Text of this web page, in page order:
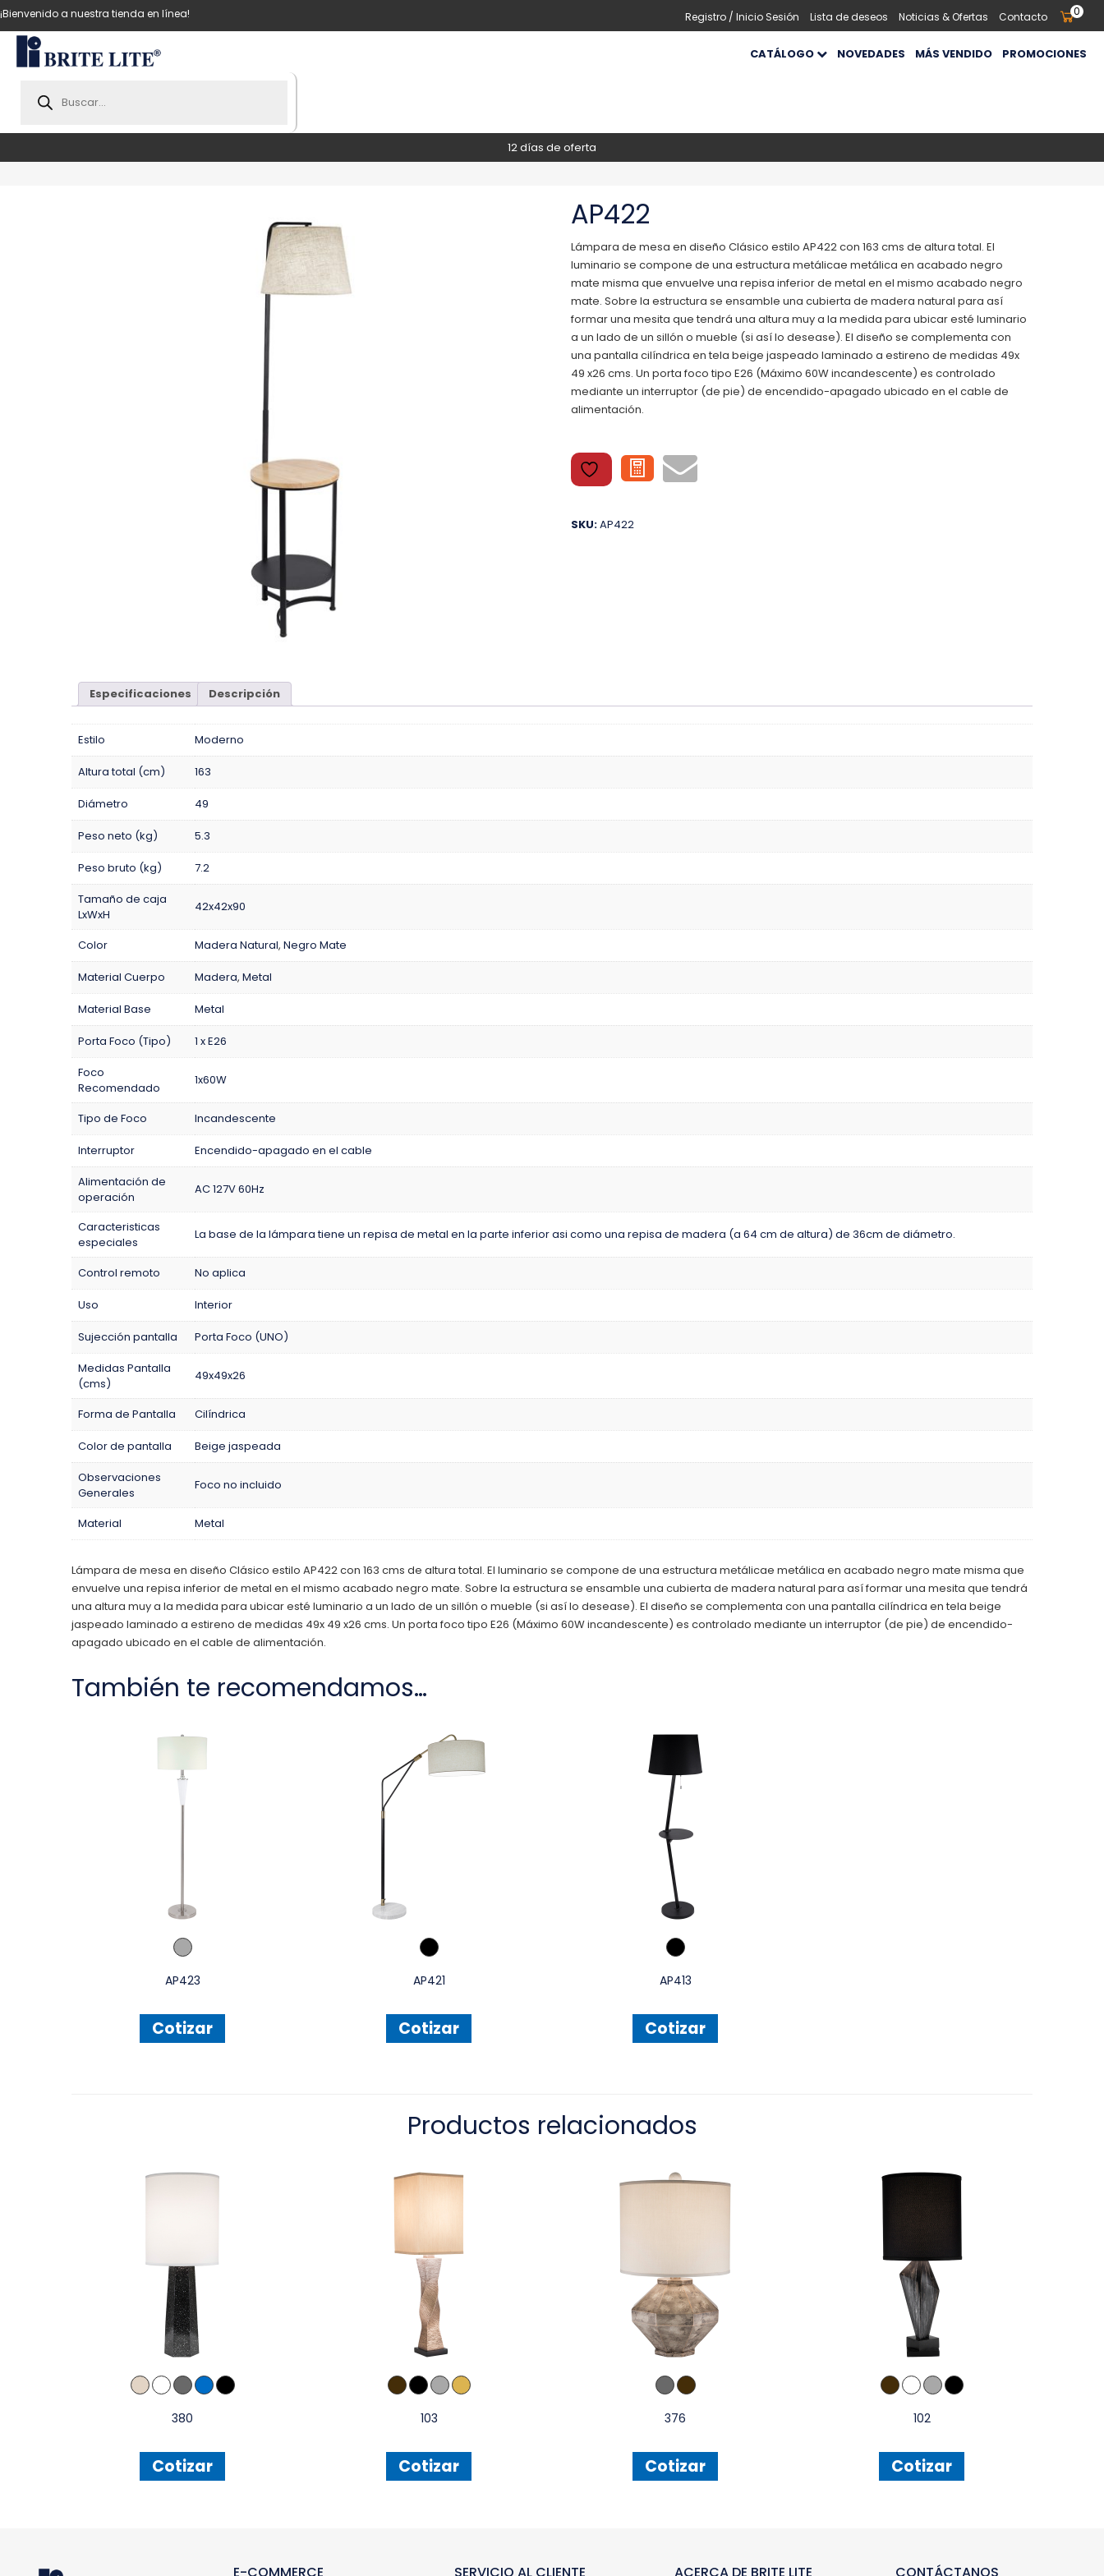
¡Bienvenido a nuestra tienda en línea! Registro / Inicio Sesión Lista de deseos Noticias & Ofertas Contacto 0
search
CATÁLOGO NOVEDADES MÁS VENDIDO PROMOCIONES
12 días de oferta
AP422
Lámpara de mesa en diseño Clásico estilo AP422 con 163 cms de altura total. El
luminario se compone de una estructura metálicae metálica en acabado negro
mate misma que envuelve una repisa inferior de metal en el mismo acabado negro
mate. Sobre la estructura se ensamble una cubierta de madera natural para así
formar una mesita que tendrá una altura muy a la medida para ubicar esté luminario
a un lado de un sillón o mueble (si así lo desease). El diseño se complementa con
una pantalla cilíndrica en tela beige jaspeado laminado a estireno de medidas 49x
49 x26 cms. Un porta foco tipo E26 (Máximo 60W incandescente) es controlado
mediante un interruptor (de pie) de encendido-apagado ubicado en el cable de
alimentación.
SKU:AP422
Especificaciones Descripción
Estilo Moderno
Altura total (cm) 163
Diámetro 49
Peso neto (kg) 5.3
Peso bruto (kg)
7.2
Tamaño de caja
LxWxH
42x42x90
Color Madera Natural, Negro Mate
Material Cuerpo Madera, Metal
Material Base Metal
Porta Foco (Tipo)
1 x E26
Foco
Recomendado
1x60W
Tipo de Foco Incandescente
Interruptor
Encendido-apagado en el cable
Alimentación de
operación
AC 127V 60Hz
Caracteristicas
especiales
La base de la lámpara tiene un repisa de metal en la parte inferior asi como una repisa de madera (a 64 cm de altura) de 36cm de diámetro.
Control remoto No aplica
Uso Interior
Sujección pantalla
Porta Foco (UNO)
Medidas Pantalla
(cms)
49x49x26
Forma de Pantalla Cilíndrica
Color de pantalla
Beige jaspeada
Observaciones
Generales
Foco no incluido
Material Metal
Lámpara de mesa en diseño Clásico estilo AP422 con 163 cms de altura total. El luminario se compone de una estructura metálicae metálica en acabado negro mate misma que
envuelve una repisa inferior de metal en el mismo acabado negro mate. Sobre la estructura se ensamble una cubierta de madera natural para así formar una mesita que tendrá
una altura muy a la medida para ubicar esté luminario a un lado de un sillón o mueble (si así lo desease). El diseño se complementa con una pantalla cilíndrica en tela beige
jaspeado laminado a estireno de medidas 49x 49 x26 cms. Un porta foco tipo E26 (Máximo 60W incandescente) es controlado mediante un interruptor (de pie) de encendido-
apagado ubicado en el cable de alimentación.
También te recomendamos…
AP423
Cotizar
AP421
Cotizar
AP413
Cotizar
Productos relacionados
380
Cotizar
103
Cotizar
376
Cotizar
102
Cotizar